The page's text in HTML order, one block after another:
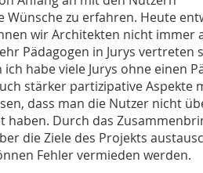
zu erfahren. Heute
wir Architekten nicht immer
Pädagogen in Jurys vertreten
habe viele Jurys ohne einen
stärker partizipative Aspekte
dass man die Nutzer nicht
haben. Durch das
die Ziele des Projekts
Fehler vermieden werden.